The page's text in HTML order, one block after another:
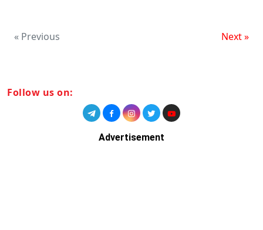
« Previous Next »
Follow us on:
Advertisement